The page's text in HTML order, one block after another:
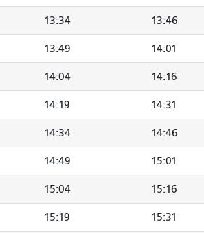
13:34 13:46
13:49 14:01
14:04 14:16
14:19 14:31
14:34 14:46
14:49 15:01
15:04 15:16
15:19 15:31